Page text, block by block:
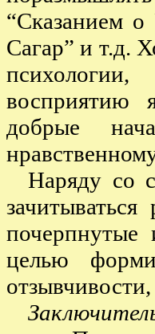
“Сказанием
Сагар” и т.д.
восприятию
добрые
Наряду со
целью